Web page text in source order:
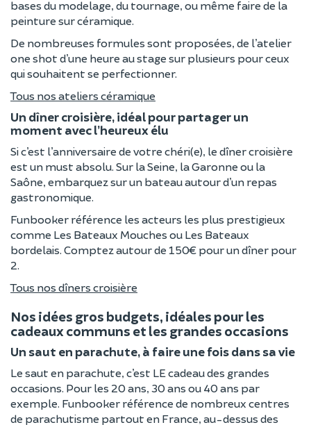
bases du modelage, du tournage, ou même faire de la
peinture sur céramique.
De nombreuses formules sont proposées, de l’atelier
one shot d’une heure au stage sur plusieurs pour ceux
qui souhaitent se perfectionner.
Tous nos ateliers céramique
Un dîner croisière, idéal pour partager un
moment avec l’heureux élu
Si c’est l’anniversaire de votre chéri(e), le dîner croisière
est un must absolu. Sur la Seine, la Garonne ou la
Saône, embarquez sur un bateau autour d’un repas
gastronomique.
Funbooker référence les acteurs les plus prestigieux
comme Les Bateaux Mouches ou Les Bateaux
bordelais. Comptez autour de 150€ pour un dîner pour
2.
Tous nos dîners croisière
Nos idées gros budgets, idéales pour les
cadeaux communs et les grandes occasions
Un saut en parachute, à faire une fois dans sa vie
Le saut en parachute, c’est LE cadeau des grandes
occasions. Pour les 20 ans, 30 ans ou 40 ans par
exemple. Funbooker référence de nombreux centres
de parachutisme partout en France, au-dessus des